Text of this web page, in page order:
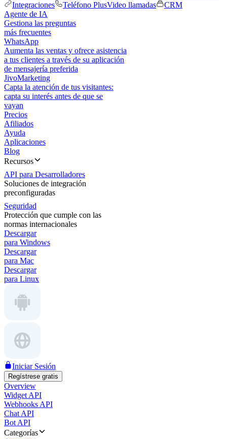
Integraciones
Teléfono PlusVideo llamadas
CRM
Agente de IA
Gestiona las preguntas
más frecuentes
WhatsApp
Aumenta las ventas y ofrece asistencia
a tus clientes a través de su aplicación
de mensajería preferida
JivoMarketing
Capta la atención de tus visitantes:
capta su interés antes de que se
vayan
Precios
Afiliados
Ayuda
Aplicaciones
Blog
Recursos
API para Desarrolladores
Soluciones de integración
preconfiguradas
Seguridad
Protección que cumple con las
normas internacionales
Descargar
para Windows
Descargar
para Mac
Descargar
para Linux
Iniciar Sesión
Regístrese gratis
Overview
Widget API
Webhooks API
Chat API
Bot API
Categorías